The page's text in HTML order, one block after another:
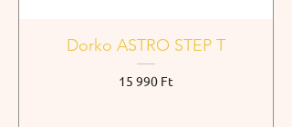
Dorko ASTRO STEP T
Ár
15 990 Ft